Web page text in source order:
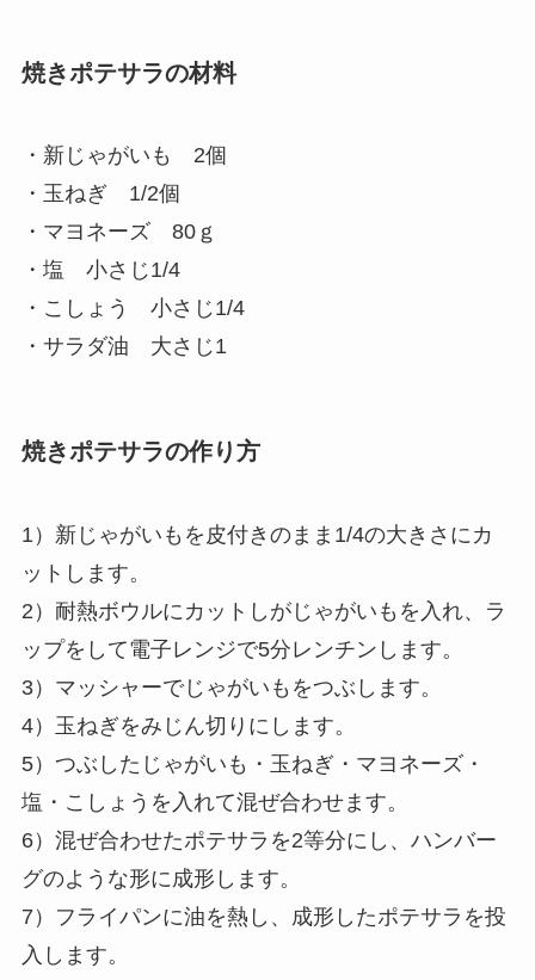
焼きポテサラの材料
・新じゃがいも 2個
・玉ねぎ 1/2個
・マヨネーズ 80ｇ
・塩 小さじ1/4
・こしょう 小さじ1/4
・サラダ油 大さじ1
焼きポテサラの作り方
1）新じゃがいもを皮付きのまま1/4の大きさにカ
ットします。
2）耐熱ボウルにカットしがじゃがいもを入れ、ラ
ップをして電子レンジで5分レンチンします。
3）マッシャーでじゃがいもをつぶします。
4）玉ねぎをみじん切りにします。
5）つぶしたじゃがいも・玉ねぎ・マヨネーズ・
塩・こしょうを入れて混ぜ合わせます。
6）混ぜ合わせたポテサラを2等分にし、ハンバー
グのような形に成形します。
7）フライパンに油を熱し、成形したポテサラを投
入します。